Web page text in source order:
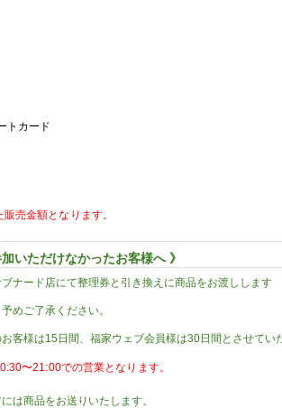
トカード
売金額となります。
いただけなかったお客様へ 》
ナード店にて整理券と引き換えに商品をお渡しします
めご了承ください。
客様は15日間、福家ウェブ会員様は30日間とさせてい
〜21:00での営業となります。
は商品をお送りいたします。